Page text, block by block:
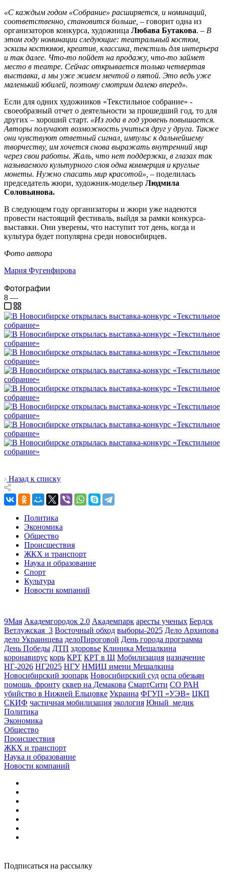
«С каждым годом «Собрание» расширяется, и номинаций,
соответственно, становится больше, – говорит одна из
организаторов конкурса, художница Любава Бутакова. – В
этом году номинации следующие: театральный костюм,
эскизы костюмов, креатив, классика, текстиль для интерьера
и так далее. Что-то пойдет на продажу, что-то займет
место в театре. Сейчас открывается только четвертая
выставка, а мы уже живем мечтой о пятой. Это ведь уже
маленький юбилей, поэтому смотрим далеко вперед».
Если для одних художников «Текстильное собрание» -
своеобразный отчет о деятельности за прошедший год, то для
других – хороший старт. «Из года в год уровень повышается.
Авторы получают возможность учиться друг у друга. Также
они чувствуют ответный сигнал, импульс к дальнейшему
творчеству, им хочется снова выражать внутренний мир
через свои работы. Жаль, что нет поддержки, в глазах так
называемого культурного слоя одна коммерция и круглые
монеты. Нужно спасать мир красотой», – поделилась
председатель жюри, художник-модельер Людмила
Соловьянова.
В следующем году организаторы и жюри уже надеются
провести настоящий фестиваль, выйдя за рамки конкурса-
выставки. Они уверены, что наступит тот день, когда и
культура будет популярна среди новосибирцев.
Фото автора
Мария Фугенфирова
Фотографии
8 —
Назад к списку
Политика
Экономика
Общество
Происшествия
ЖКХ и транспорт
Наука и образование
Спорт
Культура
Новости компаний
9Мая Академгородок 2.0 Академпарк аресты ученых Бердск
Ветлужская_3 Восточный обход выборы-2025 Дело Архипова
дело Украинцева делоПироговой День города программа
День Победы ДТП здоровье Клиника Мешалкина
коронавирус корь КРТ КРТ в Щ Мобилизация назначение
НГ-2026 НГ2025 НГУ НМИЦ имени Мешалкина
Новосибирский зоопарк Новосибирский суд оспа обезьян
помощь_фронту сквер на Демакова СмартСити СО РАН
убийство в Нижней Ельцовке Украина ФГУП «УЭВ» ЦКП
СКИФ частичная мобилизация экология Юный_медик
Политика
Экономика
Общество
Происшествия
ЖКХ и транспорт
Наука и образование
Новости компаний
Подписаться на рассылку